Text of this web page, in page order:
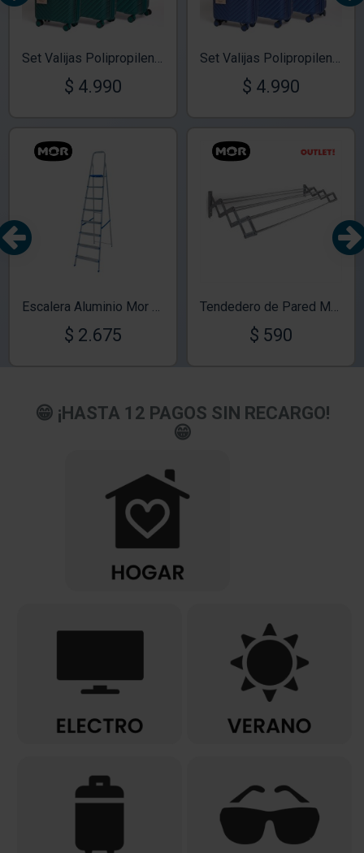
Set Valijas Polipropileno Premium 20" 24" 28" Verde
$ 4.990
Set Valijas Polipropileno Premium 20" 24" 28" Azul
$ 4.990
TEXTTRANSPARENTE
Escalera Aluminio Mor Tijera 8 escalones
$ 2.675
OUT
Tendedero de Pared Mor 42x100cm
$ 590
😁 ¡HASTA 12 PAGOS SIN RECARGO!
😁